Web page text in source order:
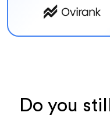
Do you